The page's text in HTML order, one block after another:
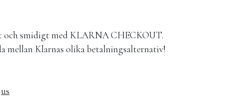
och smidigt med KLARNA CHECKOUT.
mellan Klarnas olika betalningsalternativ!